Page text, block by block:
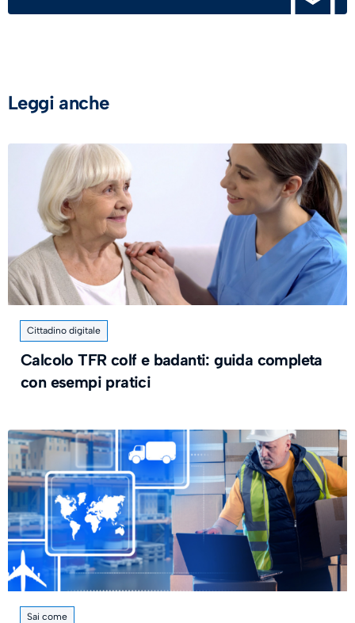
Leggi anche
Cittadino digitale
Calcolo TFR colf e badanti: guida completa
con esempi pratici
Sai come